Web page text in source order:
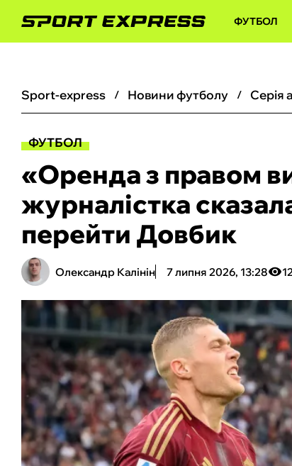
ФУТБОЛ
sport-express новини футболу серія а
ФУТБОЛ
«Оренда з правом
журналістка
перейти Довбик
Олександр Калінін 7 липня 2026, 13:28